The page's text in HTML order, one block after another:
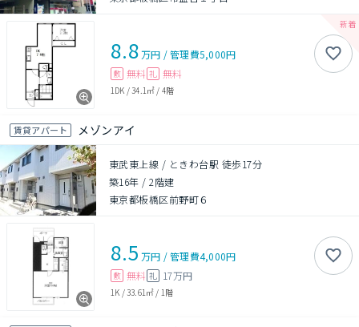
8.8万円 /管理費5,000円
敷 無料 礼 無料
1DK /34.1㎡ / 4階
賃貸アパート メゾンアイ
東武東上線 / ときわ台駅 徒歩17分
築16年 /2階建
東京都板橋区前野町６
8.5 万円 /管理費4,000円
敷 無料 礼 17万円
1K /33.61㎡ / 1階